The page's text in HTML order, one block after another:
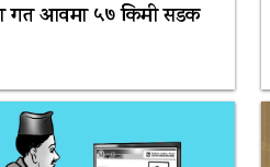
गत आवमा ५७ किमी सडक